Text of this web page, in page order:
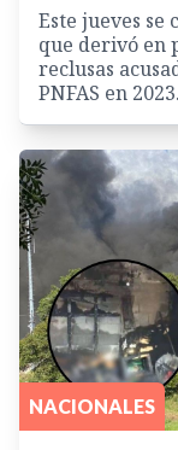
Este jueves
que derivó en
reclusas
PNFAS en 2023.
NACIONALES